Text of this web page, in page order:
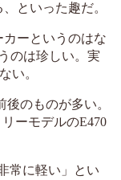
といった趣だ。
ーというのはな
のは珍しい。実
い。
のものが多い。
ーモデルのE470
常に軽い」とい